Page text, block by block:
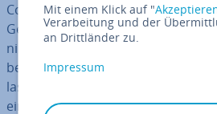
Corporate Designs, denn es ist
Ge­stal­tung sämt­li­cher
ni­ka­ti­ons­mit­tel. Umso wichtiger
bei­tung von Layout, Farben und
lassen. Für die Umsetzung der
ein ge­eig­ne­tes Tool, damit Sie Ihr
Mit einem Klick auf "
Verarbeitung und der
an Drittländer zu.
Impressum